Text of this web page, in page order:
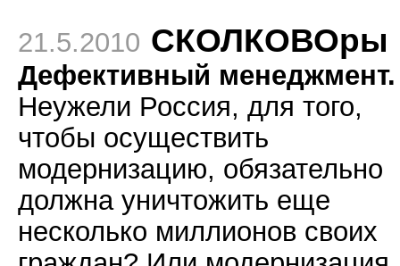
21.5.2010 СКОЛКОВОры
Дефективный менеджмент.
Неужели Россия, для того,
чтобы осуществить
модернизацию, обязательно
должна уничтожить еще
несколько миллионов своих